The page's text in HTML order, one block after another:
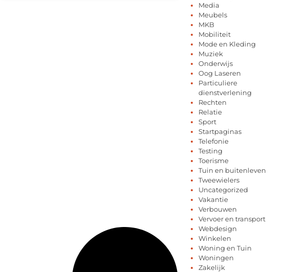
Media
Meubels
MKB
Mobiliteit
Mode en Kleding
Muziek
Onderwijs
Oog Laseren
Particuliere
dienstverlening
Rechten
Relatie
Sport
Startpaginas
Telefonie
Testing
Toerisme
Tuin en buitenleven
Tweewielers
Uncategorized
Vakantie
Verbouwen
Vervoer en transport
Webdesign
Winkelen
Woning en Tuin
Woningen
Zakelijk